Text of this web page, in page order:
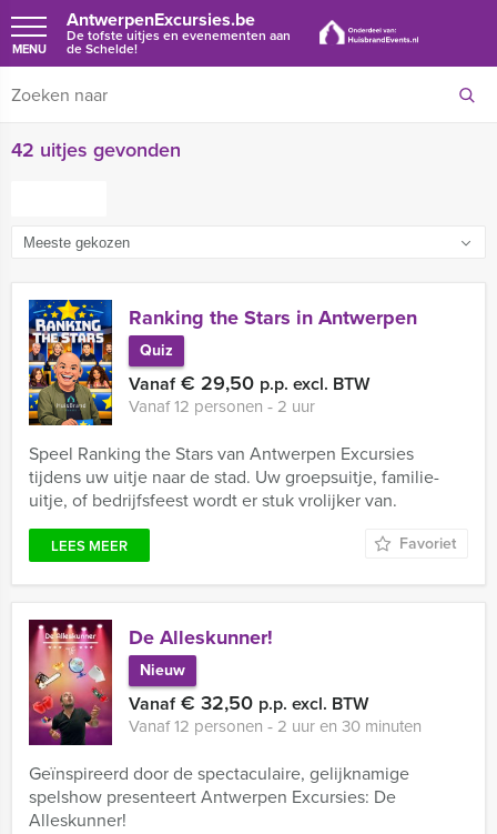
AntwerpenExcursies.be
De tofste uitjes en evenementen aan
de Schelde!
MENU
42 uitjes gevonden
Ranking the Stars in Antwerpen
Quiz
Vanaf€ 29,50 p.p. excl. BTW
Vanaf 12 personen ‐ 2 uur
Speel Ranking the Stars van Antwerpen Excursies
tijdens uw uitje naar de stad. Uw groepsuitje, familie-
uitje, of bedrijfsfeest wordt er stuk vrolijker van.
LEES MEER Favoriet
De Alleskunner!
Nieuw
Vanaf€ 32,50 p.p. excl. BTW
Vanaf 12 personen ‐ 2 uur en 30 minuten
Geïnspireerd door de spectaculaire, gelijknamige
spelshow presenteert Antwerpen Excursies: De
Alleskunner!